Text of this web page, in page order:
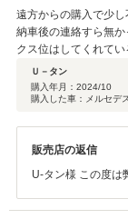
遠方からの購入で少し
納車後の連絡すら無
クス位はしてくれて
なっていたのが残念で
Ｕ－タン
購入年月： 2024/10
購入した車：メルセ
販売店の返信
U-タン様 この度は
た。 ただ私の確認